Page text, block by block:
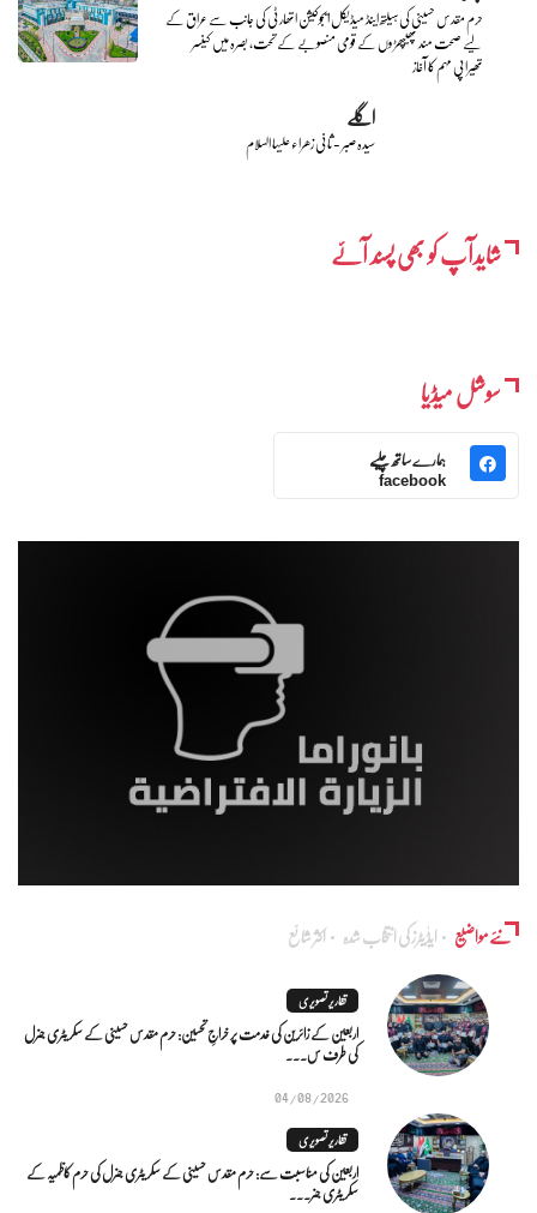
حرم مقدس حسینی کی ہیلتھ اینڈ میڈیکل ایجوکیشن اتھارٹی کی جانب سے عراق کے
لیے صحت مند پھیپھڑوں کے قومی منصوبے کے تحت، بصرہ میں کینسر
تھیراپی مہم کا آغاز
اگلے
سیدہ صبر - ثانی زھراء علیہا السلام
شایدآپ کو بھی پسند آئے
سوشل میڈیا
ہمارے ساتھ چلیے
facebook
نئے مواضیع ایڈٰیٹرز کی انتخاب شدہ اکثر شائع
تقاریر تصویری
اربعین کے زائرین کی خدمت پر خراجِ تحسین: حرم مقدس حسینی کے سکریٹری جنرل
کی طرف س...
04/08/2026
تقاریر تصویری
اربعین کی مناسبت سے: حرم مقدس حسینی کے سکریٹری جنرل کی حرم کاظمیہ کے
سکریٹری جنر...